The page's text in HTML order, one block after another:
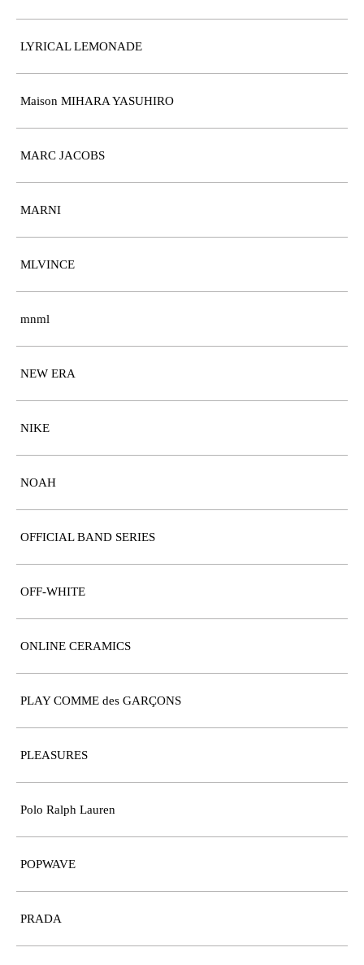
LYRICAL LEMONADE
Maison MIHARA YASUHIRO
MARC JACOBS
MARNI
MLVINCE
mnml
NEW ERA
NIKE
NOAH
OFFICIAL BAND SERIES
OFF-WHITE
ONLINE CERAMICS
PLAY COMME des GARÇONS
PLEASURES
Polo Ralph Lauren
POPWAVE
PRADA